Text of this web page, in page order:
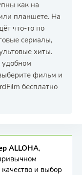
как на
планшете. На
что-то по
сериалы,
хиты.
фильм и
бесплатно
ALLOHA,
и выбор